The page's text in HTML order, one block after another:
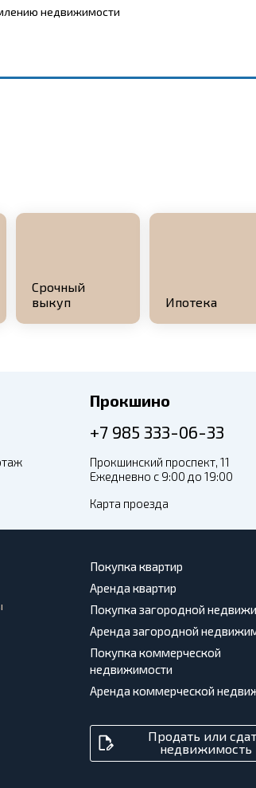
недвижимости
Срочный
выкуп
Ипотека
Прокшино
+7 985 333-06-33
Прокшинский проспект, 11
Ежедневно с 9:00 до 19:00
Карта проезда
Покупка квартир
Аренда квартир
Покупка загородной
Аренда загородной
Покупка коммерческой
недвижимости
Аренда коммерческой
Продать или
недвижимость